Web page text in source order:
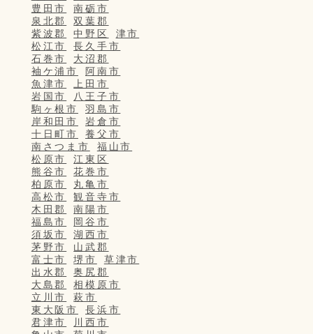
豊田市
南砺市
泉北郡
双葉郡
紫波郡
中野区
津市
松江市
長久手市
石巻市
大沼郡
袖ケ浦市
阿南市
魚津市
上田市
岩国市
八王子市
駒ヶ根市
羽島市
岸和田市
岩倉市
十日町市
養父市
南さつま市
福山市
松原市
江東区
熊谷市
花巻市
柏原市
丸亀市
高松市
観音寺市
木田郡
南陽市
福島市
岡谷市
須坂市
湖西市
茅野市
山武郡
富士市
堺市
草津市
出水郡
奥尻郡
大島郡
相模原市
立川市
萩市
東大阪市
長浜市
君津市
川西市